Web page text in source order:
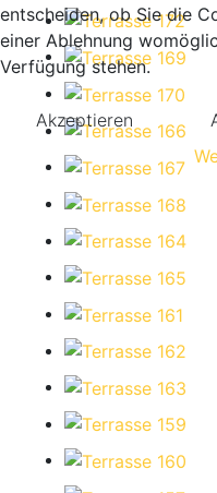
entscheiden, ob Sie die
einer Ablehnung
Verfügung stehen.
Akzeptieren